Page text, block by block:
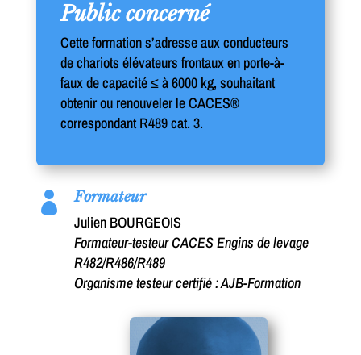
Public concerné
Cette formation s’adresse aux conducteurs
de chariots élévateurs frontaux en porte-à-
faux de capacité ≤ à 6000 kg, souhaitant
obtenir ou renouveler le CACES®
correspondant R489 cat. 3.
 Formateur
Julien BOURGEOIS
Formateur-testeur CACES Engins de levage
R482/R486/R489
Organisme testeur certifié : AJB-Formation